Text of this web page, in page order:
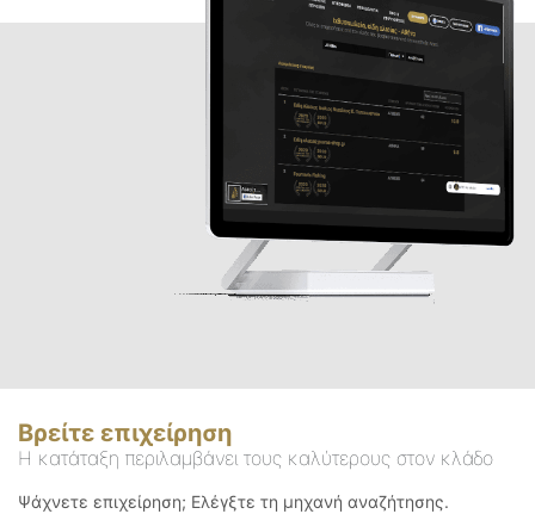
Βρείτε επιχείρηση
Η κατάταξη περιλαμβάνει τους καλύτερους στον κλάδο
Ψάχνετε επιχείρηση; Ελέγξτε τη μηχανή αναζήτησης.